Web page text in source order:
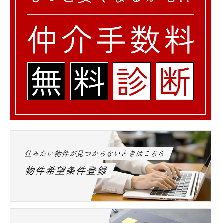
住みたい物件が見つからないときはこちら
物件希望条件登録